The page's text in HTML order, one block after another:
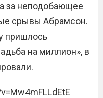
за неподобающее
срывы Абрамсон.
пришлось
на миллион», в